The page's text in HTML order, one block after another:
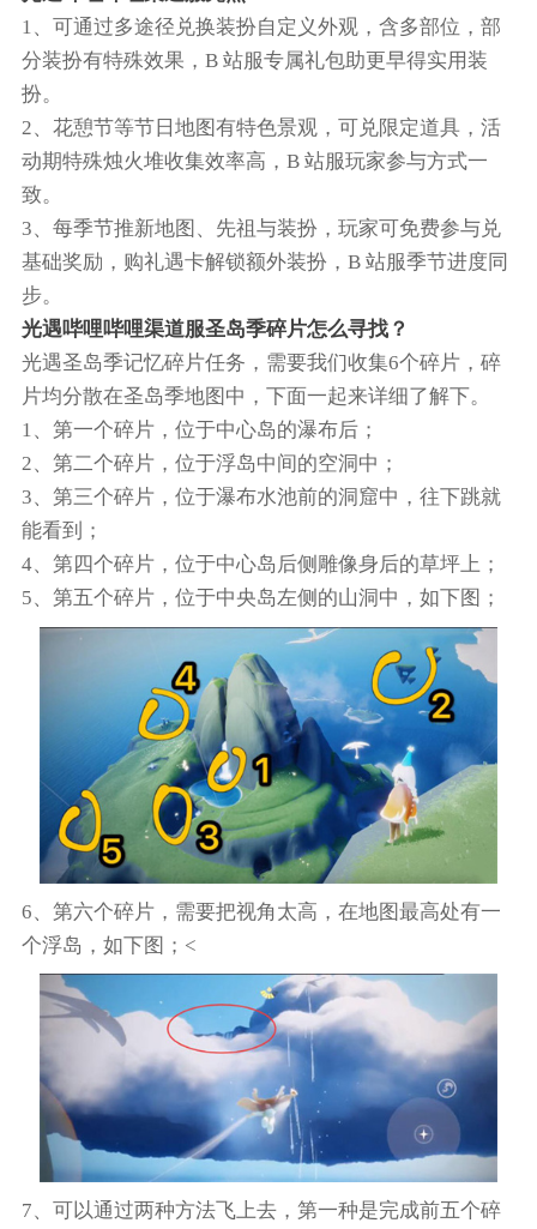
1、可通过多途径兑换装扮自定义外观，含多部位，部
分装扮有特殊效果，B 站服专属礼包助更早得实用装
扮。
2、花憩节等节日地图有特色景观，可兑限定道具，活
动期特殊烛火堆收集效率高，B 站服玩家参与方式一
致。
3、每季节推新地图、先祖与装扮，玩家可免费参与兑
基础奖励，购礼遇卡解锁额外装扮，B 站服季节进度同
步。
光遇哔哩哔哩渠道服圣岛季碎片怎么寻找？
光遇圣岛季记忆碎片任务，需要我们收集6个碎片，碎
片均分散在圣岛季地图中，下面一起来详细了解下。
1、第一个碎片，位于中心岛的瀑布后；
2、第二个碎片，位于浮岛中间的空洞中；
3、第三个碎片，位于瀑布水池前的洞窟中，往下跳就
能看到；
4、第四个碎片，位于中心岛后侧雕像身后的草坪上；
5、第五个碎片，位于中央岛左侧的山洞中，如下图；
6、第六个碎片，需要把视角太高，在地图最高处有一
个浮岛，如下图；<
7、可以通过两种方法飞上去，第一种是完成前五个碎